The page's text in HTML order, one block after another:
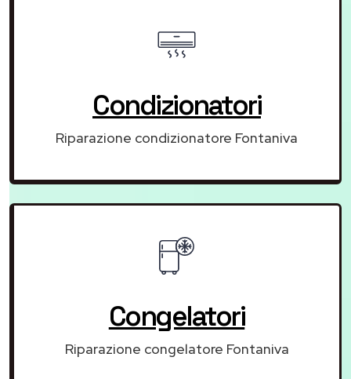
Condizionatori
Riparazione condizionatore Fontaniva
Congelatori
Riparazione congelatore Fontaniva